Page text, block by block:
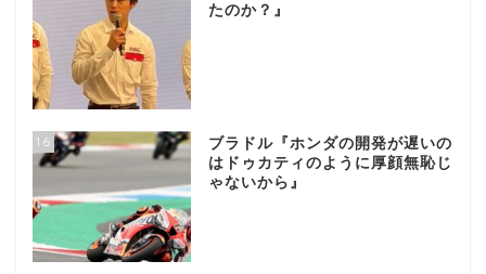
たのか？』
16
ブラドル『ホンダの開発が遅いの
はドゥカティのように厚顔無恥じ
ゃないから』